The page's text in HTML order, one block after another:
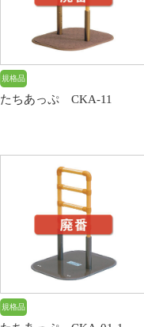
規格品
たちあっぷ CKA-11
規格品